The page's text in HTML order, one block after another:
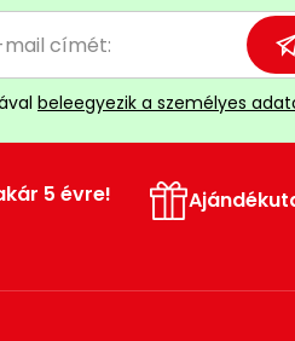
beleegyezik a személyes
5 évre!